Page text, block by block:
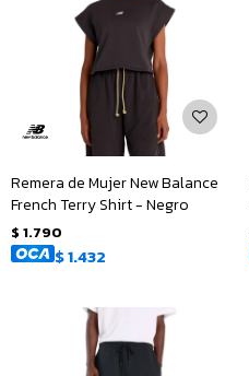
Remera de Mujer New Balance
French Terry Shirt - Negro
$ 1.790
$1.432